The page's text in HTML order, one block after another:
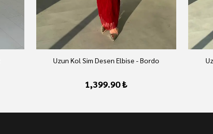
Uzun Kol Sim Desen Elbise - Bordo
1,399.90 ₺